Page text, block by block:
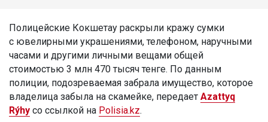
Полицейские Кокшетау раскрыли кражу сумки
с ювелирными украшениями, телефоном, наручными
часами и другими личными вещами общей
стоимостью 3 млн 470 тысяч тенге. По данным
полиции, подозреваемая забрала имущество, которое
владелица забыла на скамейке, передает Azattyq
Rýhy со ссылкой на Polisia.kz.